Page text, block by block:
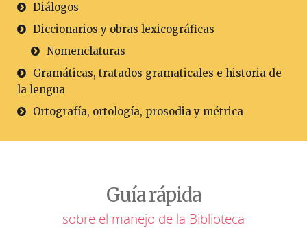
Diálogos
Diccionarios y obras lexicográficas
Nomenclaturas
Gramáticas, tratados gramaticales e historia de
la lengua
Ortografía, ortología, prosodia y métrica
Guía rápida
sobre el manejo de la Biblioteca